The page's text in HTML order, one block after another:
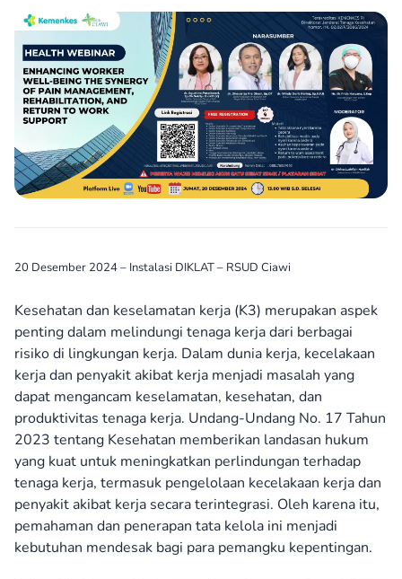
20 Desember 2024 – Instalasi DIKLAT – RSUD Ciawi
Kesehatan dan keselamatan kerja (K3) merupakan aspek
penting dalam melindungi tenaga kerja dari berbagai
risiko di lingkungan kerja. Dalam dunia kerja, kecelakaan
kerja dan penyakit akibat kerja menjadi masalah yang
dapat mengancam keselamatan, kesehatan, dan
produktivitas tenaga kerja. Undang-Undang No. 17 Tahun
2023 tentang Kesehatan memberikan landasan hukum
yang kuat untuk meningkatkan perlindungan terhadap
tenaga kerja, termasuk pengelolaan kecelakaan kerja dan
penyakit akibat kerja secara terintegrasi. Oleh karena itu,
pemahaman dan penerapan tata kelola ini menjadi
kebutuhan mendesak bagi para pemangku kepentingan.